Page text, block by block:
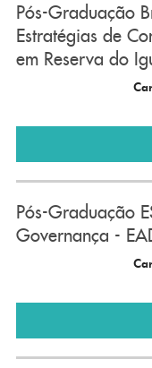
Pós-Graduação
Estratégias de
em Reserva do
Pós-Graduação
Governança -